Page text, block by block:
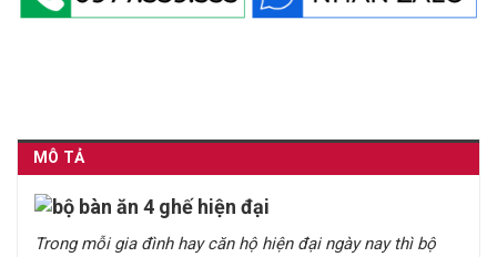
MÔ TẢ
Trong mỗi gia đình hay căn hộ hiện đại ngày nay thì bộ